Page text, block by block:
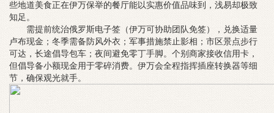
些地道美食正在伊万保举的餐厅能以实惠价值品味到，浅易却极致
知足。
需提前统治俄罗斯电子签（伊万可协助团队免签），兑换适量
卢布现金；冬季需备防风外衣；军事措施禁止影相；市区景点步行
可达，长途倡导包车；夜间避免零丁手脚。个别商家接收信用卡，
但倡导备小额现金用于零碎消费。伊万会全程指挥插座转换器等细
节，确保观光就手。